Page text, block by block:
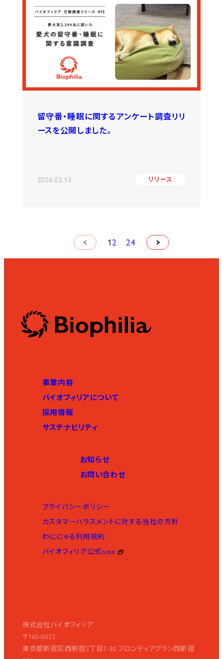
留守番・睡眠に関するアンケート調査リリ
ースを公開しました。
2026.03.13 リリース
1 2 … 24
事業内容
バイオフィリアについて
採用情報
サステナビリティ
お知らせ
お問い合わせ
プライバシーポリシー
カスタマーハラスメントに対する当社の方針
わににゃる利用規約
バイオフィリア公式note
株式会社バイオフィリア
〒160-0023
東京都新宿区西新宿3丁目7-30 フロンティアグラン西新宿